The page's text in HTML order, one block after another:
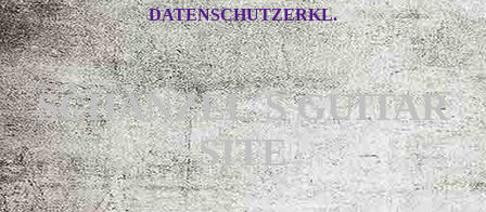
DATENSCHUTZERKL.
SCHANZEL´S GUITAR
SITE